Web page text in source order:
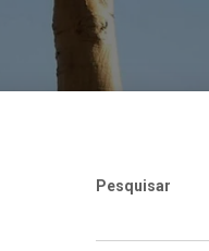
Pesquisar